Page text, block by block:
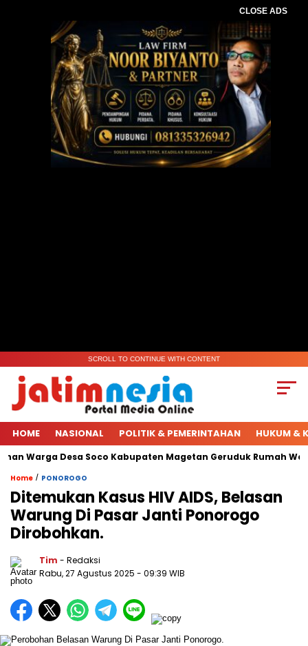
CLOSE ADS
SCROLL TO CONTINUE WITH CONTENT
HOME NASIONAL POLITIK & PEMERINTAHAN HUKUM &
Warga Desa Soco Kabupaten Magetan Geruduk Rumah
Home / PONOROGO
Ditemukan Kasus HIV AIDS, Belasan
Warung Di Pasar Janti Ponorogo
Dirobohkan.
Tim - Redaksi
Rabu, 27 Agustus 2025 - 09:39 WIB